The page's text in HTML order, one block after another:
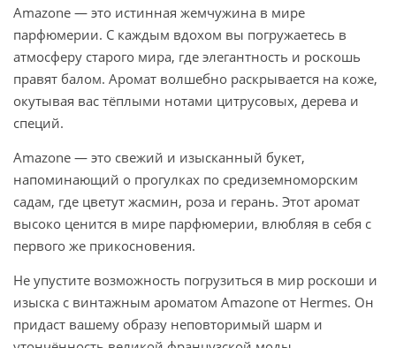
Amazone — это истинная жемчужина в мире
парфюмерии. С каждым вдохом вы погружаетесь в
атмосферу старого мира, где элегантность и роскошь
правят балом. Аромат волшебно раскрывается на коже,
окутывая вас тёплыми нотами цитрусовых, дерева и
специй.
Amazone — это свежий и изысканный букет,
напоминающий о прогулках по средиземноморским
садам, где цветут жасмин, роза и герань. Этот аромат
высоко ценится в мире парфюмерии, влюбляя в себя с
первого же прикосновения.
Не упустите возможность погрузиться в мир роскоши и
изыска с винтажным ароматом Amazone от Hermes. Он
придаст вашему образу неповторимый шарм и